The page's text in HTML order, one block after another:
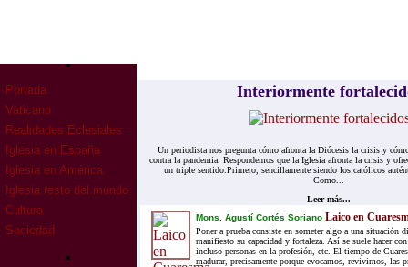
Portada
Vaticano
Realidades Eclesiales
Iglesia en España
Iglesia en América
Iglesia resto del mundo
Cultura
Sociedad
Interiormente
Un periodista nos pregunta cómo afronta la Diócesis la crisis y
contra la pandemia. Respondemos que la Iglesia afronta la crisis y
un triple sentido:Primero, sencillamente siendo los católicos
Como...
Leer más...
Mons. Agustí Cortés Soriano Laico en
Poner a prueba consiste en someter algo a una situación
manifiesto su capacidad y fortaleza. Así se suele hacer
incluso personas en la profesión, etc. El tiempo de
madurar, precisamente porque evocamos, revivimos, las